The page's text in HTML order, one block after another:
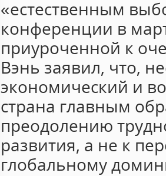
«естественным
конференции в
приуроченной к
Вэнь заявил, что,
экономический и
страна главным
преодолению
развития, а не к
глобальному